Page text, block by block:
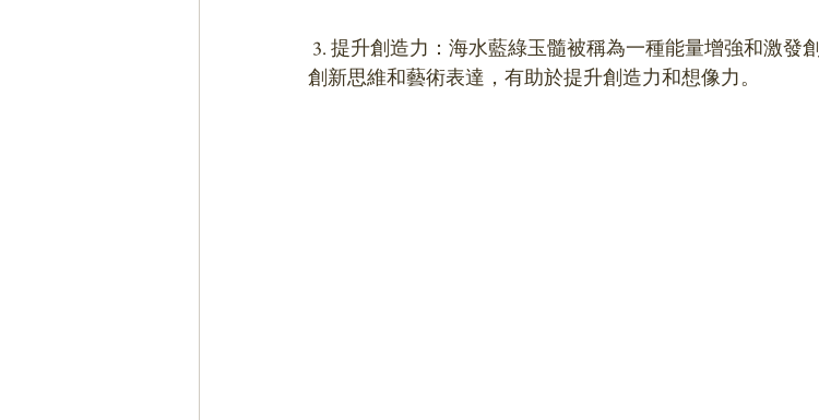
創新思維和藝術表達，有助於提升創造力和想像力。